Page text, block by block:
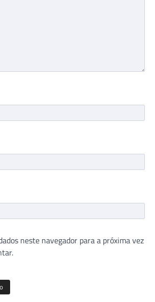
neste navegador para a próxima vez